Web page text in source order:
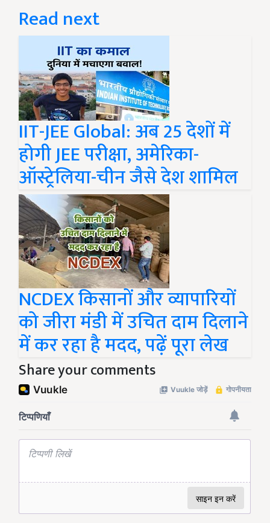
Read next
IIT-JEE Global: अब 25 देशों में
होगी JEE परीक्षा, अमेरिका-
ऑस्ट्रेलिया-चीन जैसे देश शामिल
NCDEX किसानों और व्यापारियों
को जीरा मंडी में उचित दाम दिलाने
में कर रहा है मदद, पढ़ें पूरा लेख
Share your comments